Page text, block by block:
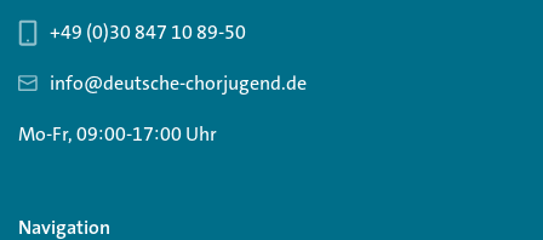
+49 (0)30 847 10 89-50
info@deutsche-chorjugend.de
Mo-Fr, 09:00-17:00 Uhr
Navigation